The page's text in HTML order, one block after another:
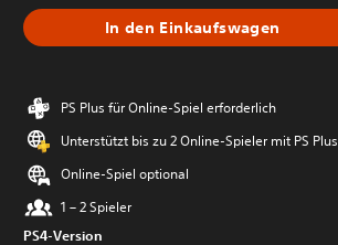
In den Einkaufswagen
PS Plus für Online-Spiel erforderlich
Unterstützt bis zu 2 Online-Spieler mit PS Plus
Online-Spiel optional
1 – 2 Spieler
PS4-Version